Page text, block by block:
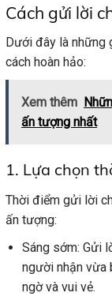
Cách gửi lời
Dưới đây là những
cách hoàn hảo:
Xem thêm
ấn tượng nhất
1. Lựa chọn
Thời điểm gửi lời
ấn tượng:
Sáng sớm: Gửi
người nhận vừa
ngờ và vui vẻ.